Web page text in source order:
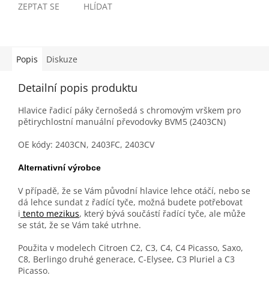
ZEPTAT SE HLÍDAT
Popis Diskuze
Detailní popis produktu
Hlavice řadicí páky černošedá s chromovým vrškem pro
pětirychlostní manuální převodovky BVM5 (2403CN)
OE kódy: 2403CN, 2403FC, 2403CV
Alternativní výrobce
V případě, že se Vám původní hlavice lehce otáčí, nebo se
dá lehce sundat z řadící tyče, možná budete potřebovat
i tento mezikus, který bývá součástí řadící tyče, ale může
se stát, že se Vám také utrhne.
Použita v modelech Citroen C2, C3, C4, C4 Picasso, Saxo,
C8, Berlingo druhé generace, C-Elysee, C3 Pluriel a C3
Picasso.